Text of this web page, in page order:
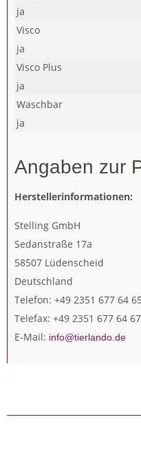
ja
Visco
ja
Visco Plus
ja
Waschbar
ja
Angaben zur
Herstellerinformationen:
Stelling GmbH
Sedanstraße 17a
58507 Lüdenscheid
Deutschland
Telefon: +49 2351 677 64 65
Telefax: +49 2351 677 64 67
E-Mail: info@tierlando.de